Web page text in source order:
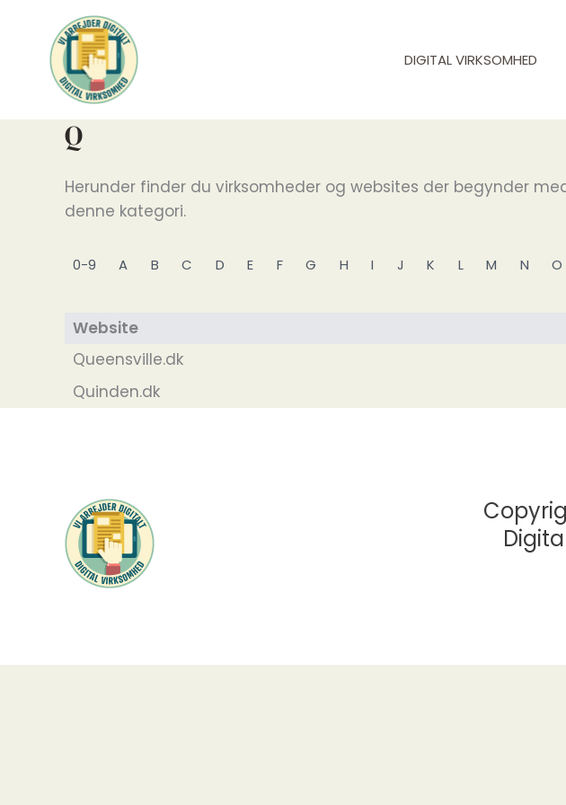
indholdet
DIGITAL VIRKSOMHED
Q
Herunder finder du virksomheder og websites der begynder
denne kategori.
0-9 A B C D E F G H I J K L M N O
Website
Queensville.dk
Quinden.dk